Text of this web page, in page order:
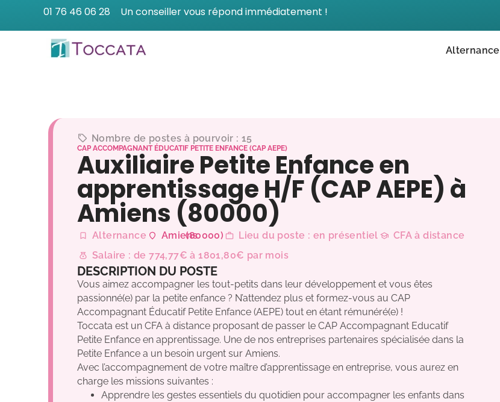
01 76 46 06 28 Un conseiller vous répond immédiatement !
Alternance
Nombre de postes à pourvoir : 15
CAP ACCOMPAGNANT ÉDUCATIF PETITE ENFANCE (CAP AEPE)
Auxiliaire Petite Enfance en
apprentissage H/F (CAP AEPE) à
Amiens (80000)
Alternance Amiens(80000) Lieu du poste : en présentiel
CFA à distance
Salaire : de 774,77€ à 1801,80€ par mois
DESCRIPTION DU POSTE
Vous aimez accompagner les tout-petits dans leur développement et vous êtes
passionné(e) par la petite enfance ? N’attendez plus et formez-vous au CAP
Accompagnant Éducatif Petite Enfance (AEPE) tout en étant rémunéré(e) !
Toccata est un CFA à distance proposant de passer le CAP Accompagnant Educatif
Petite Enfance en apprentissage. Une de nos entreprises partenaires spécialisée dans la
Petite Enfance a un besoin urgent sur Amiens.
Avec l’accompagnement de votre maître d’apprentissage en entreprise, vous aurez en
charge les missions suivantes :
Apprendre les gestes essentiels du quotidien pour accompagner les enfants dans